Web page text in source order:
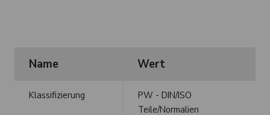
Name Wert
Klassifizierung
PW - DIN/ISO
Teile/Normalien